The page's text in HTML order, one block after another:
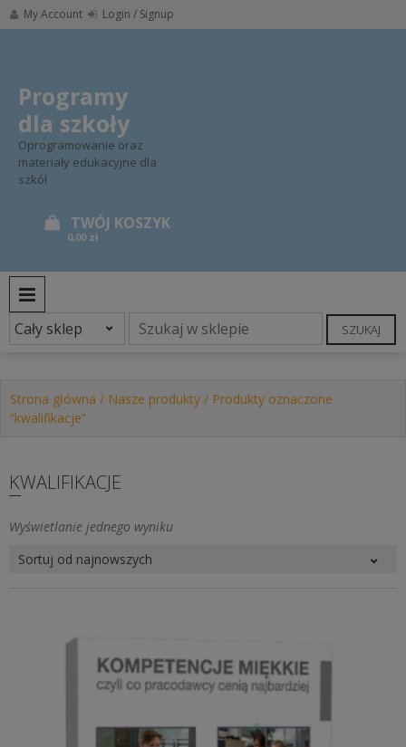
Skip
to
My Account Login / Signup
Programy
dla szkoły
Oprogramowanie oraz
materiały edukacyjne dla
szkół
0,00 zł
SZUKAJ
Strona główna / Nasze produkty / Produkty oznaczone
“kwalifikacje”
KWALIFIKACJE
Wyświetlanie jednego wyniku